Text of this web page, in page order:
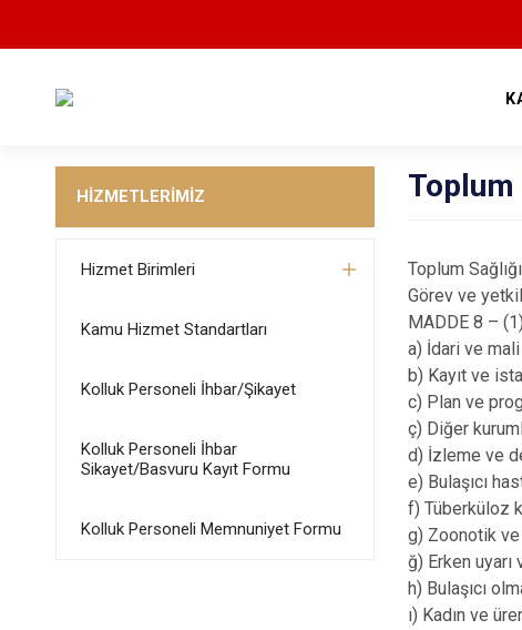
HİZMETLERİMİZ
Hizmet Birimleri
Kamu Hizmet Standartları
Kolluk Personeli İhbar/Şikayet
Kolluk Personeli İhbar
Sikayet/Basvuru Kayıt Formu
Kolluk Personeli Memnuniyet Formu
Toplum
Toplum
Görev ve
MADDE 8 –
a) İdari ve
b) Kayıt ve
c) Plan ve
ç) Diğer
d) İzleme ve
e) Bulaşıcı
f) Tüberküloz
g) Zoonotik ve
ğ) Erken uyarı
h) Bulaşıcı
ı) Kadın ve